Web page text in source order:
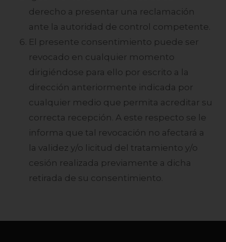
derecho a presentar una reclamación
ante la autoridad de control competente.
El presente consentimiento puede ser
revocado en cualquier momento
dirigiéndose para ello por escrito a la
dirección anteriormente indicada por
cualquier medio que permita acreditar su
correcta recepción. A este respecto se le
informa que tal revocación no afectará a
la validez y/o licitud del tratamiento y/o
cesión realizada previamente a dicha
retirada de su consentimiento.